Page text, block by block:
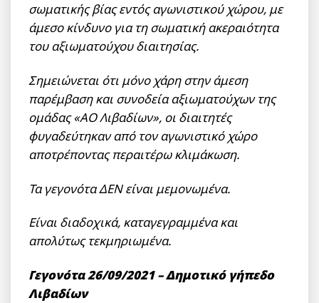
σωματικής βίας εντός αγωνιστικού χώρου, με
άμεσο κίνδυνο για τη σωματική ακεραιότητα
του αξιωματούχου διαιτησίας.
Σημειώνεται ότι μόνο χάρη στην άμεση
παρέμβαση και συνοδεία αξιωματούχων της
ομάδας «ΑΟ Λιβαδίων», οι διαιτητές
φυγαδεύτηκαν από τον αγωνιστικό χώρο
αποτρέποντας περαιτέρω κλιμάκωση.
Τα γεγονότα ΔΕΝ είναι μεμονωμένα.
Είναι διαδοχικά, καταγεγραμμένα και
απολύτως τεκμηριωμένα.
Γεγονότα 26/09/2021 – Δημοτικό γήπεδο
Λιβαδίων